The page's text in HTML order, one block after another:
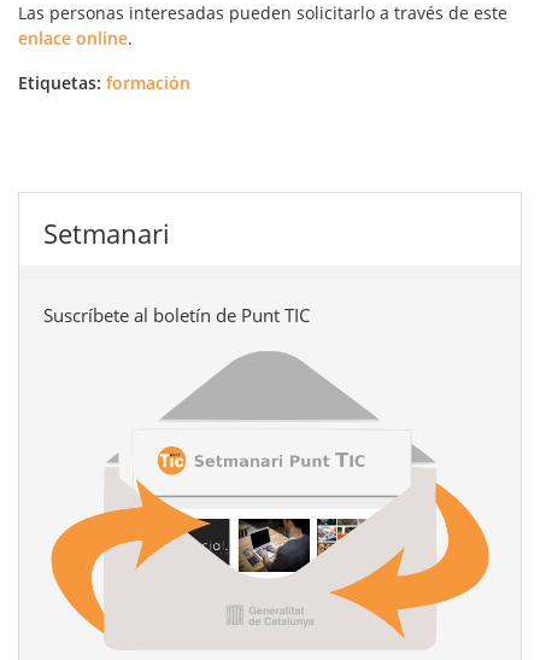
Las personas interesadas pueden solicitarlo a través de este
enlace online.
Etiquetas: formación
Setmanari
Suscríbete al boletín de Punt TIC